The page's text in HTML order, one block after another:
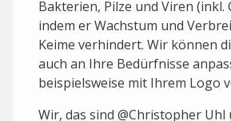
Bakterien, Pilze und Viren (inkl.
indem er Wachstum und
Keime verhindert. Wir können
auch an Ihre Bedürfnisse
beispielsweise mit Ihrem Logo
Wir, das sind @Christopher Uhl